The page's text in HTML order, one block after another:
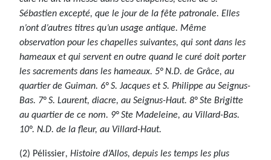
Sébastien excepté, que le jour de la fête patronale. Elles
n’ont d’autres titres qu’un usage antique. Même
observation pour les chapelles suivantes, qui sont dans les
hameaux et qui servent en outre quand le curé doit porter
les sacrements dans les hameaux. 5° N.D. de Grâce, au
quartier de Guiman. 6° S. Jacques et S. Philippe au Seignus-
Bas. 7° S. Laurent, diacre, au Seignus-Haut. 8° Ste Brigitte
au quartier de ce nom. 9° Ste Madeleine, au Villard-Bas.
10°. N.D. de la fleur, au Villard-Haut.
(2) Pélissier, Histoire d’Allos, depuis les temps les plus